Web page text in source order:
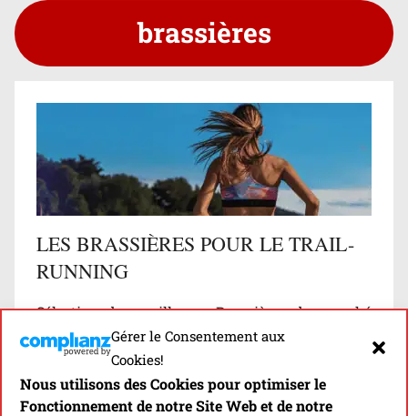
Gérer le Consentement aux
Cookies!
Nous utilisons des Cookies pour optimiser le
Fonctionnement de notre Site Web et de notre
brassières
LES BRASSIÈRES POUR LE TRAIL-
RUNNING
Sélection des meilleures Brassières du marché
adaptées à la pratique du trail-running, classés
en fonction de leurs propriétés
(thermorégulation, anti-frottements…)